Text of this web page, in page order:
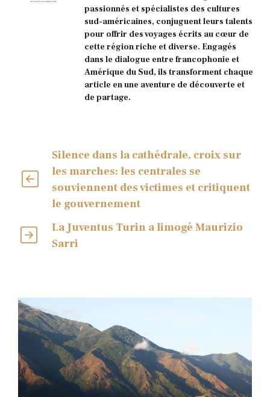
passionnés et spécialistes des cultures
sud-américaines, conjuguent leurs talents
pour offrir des voyages écrits au cœur de
cette région riche et diverse. Engagés
dans le dialogue entre francophonie et
Amérique du Sud, ils transforment chaque
article en une aventure de découverte et
de partage.
Silence dans la cathédrale, croix sur
les marches: les centrales se
souviennent des victimes et critiquent
le gouvernement
La Juventus Turin a limogé Maurizio
Sarri